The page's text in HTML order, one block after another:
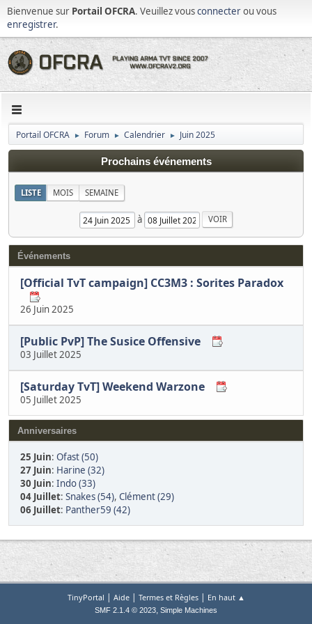
Bienvenue sur Portail OFCRA. Veuillez vousconnecterou vous
enregistrer.
Portail OFCRA ► Forum ► Calendrier ► Juin 2025
Prochains événements
LISTE MOIS SEMAINE
à
Événements
[Official TvT campaign] CC3M3 : Sorites Paradox
26 Juin 2025
[Public PvP] The Susice Offensive
03 Juillet 2025
[Saturday TvT] Weekend Warzone
05 Juillet 2025
Anniversaires
25 Juin: Ofast (50)
27 Juin: Harine (32)
30 Juin: Indo (33)
04 Juillet: Snakes (54), Clément (29)
06 Juillet: Panther59 (42)
TinyPortal | Aide| Termes et Règles| En haut ▲
SMF 2.1.4 © 2023, Simple Machines